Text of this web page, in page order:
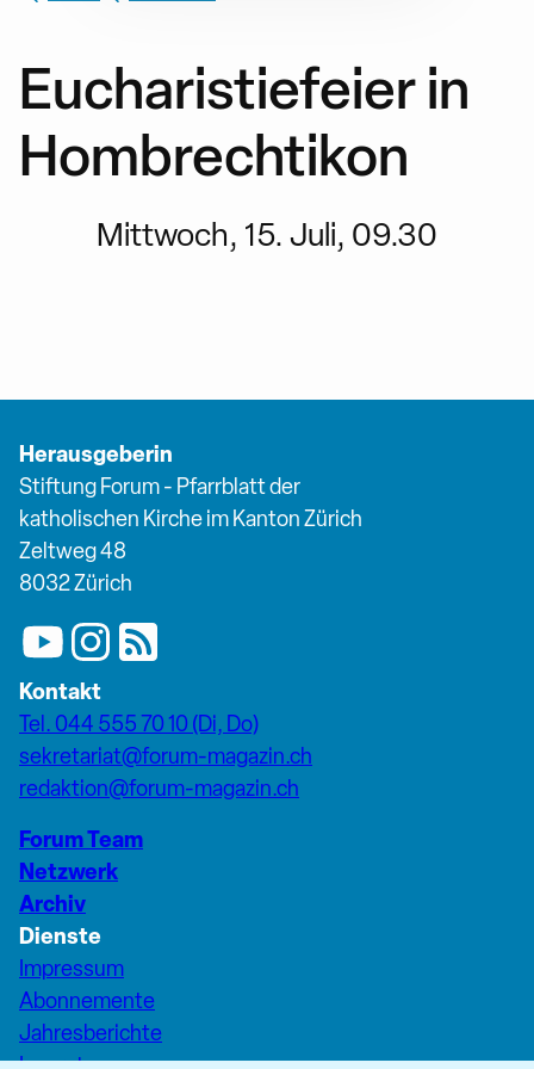
Eucharistiefeier in
Hombrechtikon
Mittwoch, 15. Juli, 09.30
Herausgeberin
Stiftung Forum - Pfarrblatt der
katholischen Kirche im Kanton Zürich
Zeltweg 48
8032 Zürich
Kontakt
Tel. 044 555 70 10 (Di, Do)
sekretariat@forum-magazin.ch
redaktion@forum-magazin.ch
Forum Team
Netzwerk
Archiv
Dienste
Impressum
Abonnemente
Jahresberichte